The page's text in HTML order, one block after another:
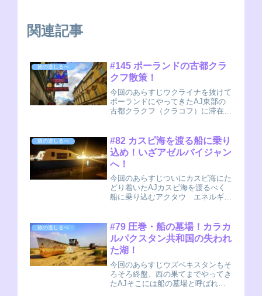
関連記事
旅の道しるべ
#145 ポーランドの古都クラ
クフ散策！
今回のあらすじウクライナを抜けて
ポーランドにやってきたAJ東部の
古都クラクフ（クラコフ）に滞在す
みが残っている場所です。ポーラン
ドは戦乱に巻き込まれることが多か
ったので、ワルシ...
旅の道しるべ
#82 カスピ海を渡る船に乗り
込め！いざアゼルバイジャン
へ！
今回のあらすじついにカスピ海にた
どり着いたAJカスピ海を渡るべく
船に乗り込むアクタウ エネルギー
別の側面をお届けしましょう。アク
タウは、化石燃料の採掘で賑わう街
だったりもします...
旅の道しるべ
#79 圧巻・船の墓場！カラカ
ルパクスタン共和国の失われ
た湖！
今回のあらすじウズベキスタンもそ
ろそろ終盤、西の果てまでやってき
たAJそこには船の墓場と呼ばれる